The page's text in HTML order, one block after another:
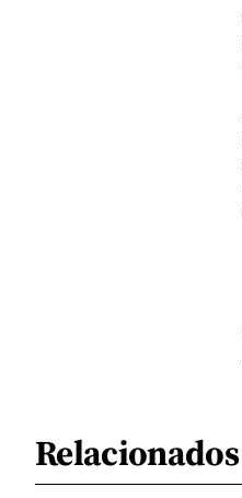
Relacionados